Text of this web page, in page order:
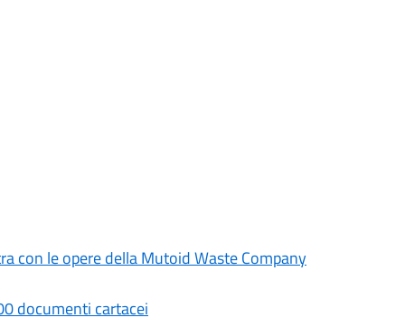
con le opere della Mutoid Waste Company
documenti cartacei